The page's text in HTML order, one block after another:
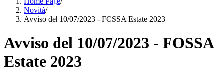
Novità/
Avviso del 10/07/2023 - FOSSA Estate 2023
Avviso del 10/07/2023 - FOSSA
Estate 2023